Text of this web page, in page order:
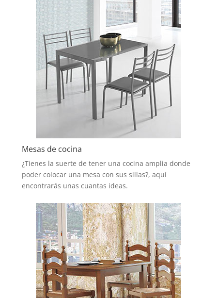
Mesas de cocina
¿Tienes la suerte de tener una cocina amplia donde
poder colocar una mesa con sus sillas?, aquí
encontrarás unas cuantas ideas.